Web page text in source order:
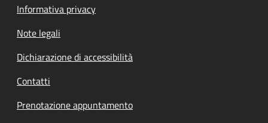
Informativa privacy
Note legali
Dichiarazione di accessibilità
Contatti
Prenotazione appuntamento